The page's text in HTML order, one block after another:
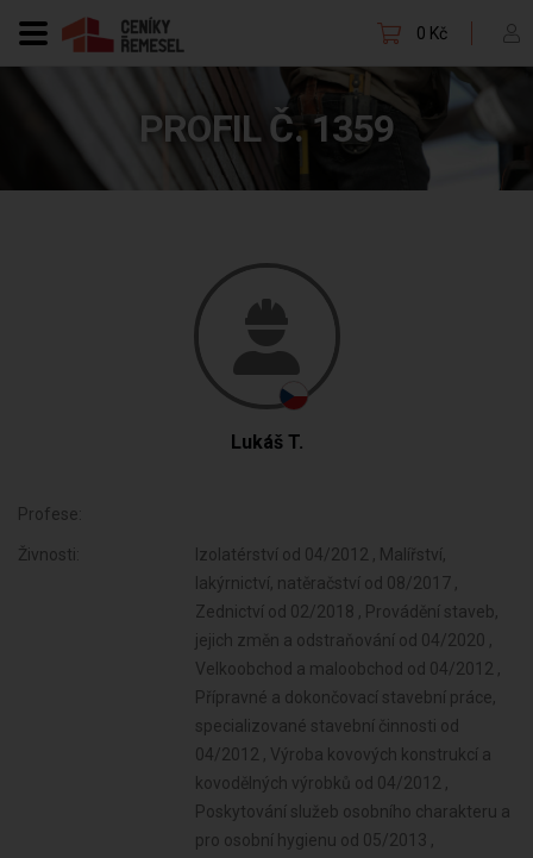
0 Kč
PROFIL Č. 1359
Lukáš T.
Profese:
Živnosti:
Izolatérství od 04/2012 , Malířství,
lakýrnictví, natěračství od 08/2017 ,
Zednictví od 02/2018 , Provádění staveb,
jejich změn a odstraňování od 04/2020 ,
Velkoobchod a maloobchod od 04/2012 ,
Přípravné a dokončovací stavební práce,
specializované stavební činnosti od
04/2012 , Výroba kovových konstrukcí a
kovodělných výrobků od 04/2012 ,
Poskytování služeb osobního charakteru a
pro osobní hygienu od 05/2013 ,